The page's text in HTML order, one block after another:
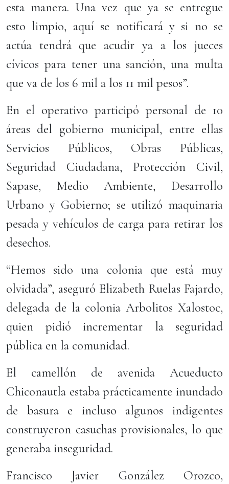
esta manera. Una vez que ya se entregue
esto limpio, aquí se notificará y si no se
actúa tendrá que acudir ya a los jueces
cívicos para tener una sanción, una multa
que va de los 6 mil a los 11 mil pesos”.
En el operativo participó personal de 10
áreas del gobierno municipal, entre ellas
Servicios Públicos, Obras Públicas,
Seguridad Ciudadana, Protección Civil,
Sapase, Medio Ambiente, Desarrollo
Urbano y Gobierno; se utilizó maquinaria
pesada y vehículos de carga para retirar los
desechos.
“Hemos sido una colonia que está muy
olvidada”, aseguró Elizabeth Ruelas Fajardo,
delegada de la colonia Arbolitos Xalostoc,
quien pidió incrementar la seguridad
pública en la comunidad.
El camellón de avenida Acueducto
Chiconautla estaba prácticamente inundado
de basura e incluso algunos indigentes
construyeron casuchas provisionales, lo que
generaba inseguridad.
Francisco Javier González Orozco,